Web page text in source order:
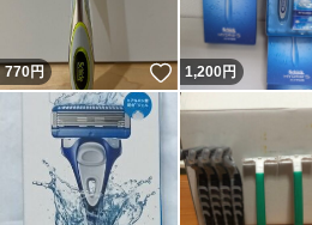
770円 いいね！
1,200円